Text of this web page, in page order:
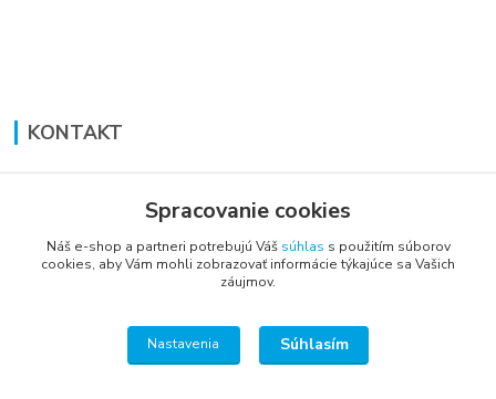
KONTAKT
+421 948 711 774
vsetkoprenabytok@gmail.com
Spracovanie cookies
Náš e-shop a partneri potrebujú Váš súhlas s použitím súborov
cookies, aby Vám mohli zobrazovať informácie týkajúce sa Vašich
záujmov.
Nastavenia Súhlasím